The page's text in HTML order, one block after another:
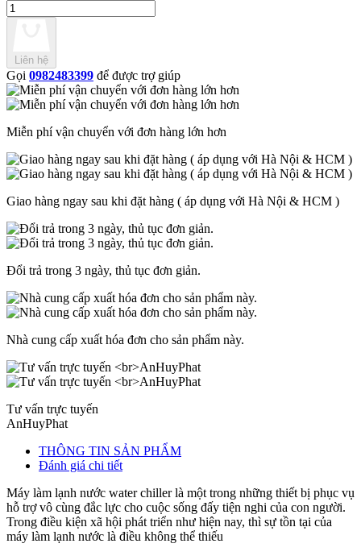
Liên hệ
Gọi 0982483399 để được trợ giúp
Miễn phí vận chuyển với đơn hàng lớn hơn
Giao hàng ngay sau khi đặt hàng ( áp dụng với Hà Nội & HCM )
Đổi trả trong 3 ngày, thủ tục đơn giản.
Nhà cung cấp xuất hóa đơn cho sản phẩm này.
Tư vấn trực tuyến
AnHuyPhat
THÔNG TIN SẢN PHẨM
Đánh giá chi tiết
Máy làm lạnh nước water chiller là một trong những thiết bị phục vụ
hỗ trợ vô cùng đắc lực cho cuộc sống đấy tiện nghi của con người.
Trong điều kiện xã hội phát triển như hiện nay, thì sự tồn tại của
máy làm lạnh nước là điều không thể thiếu